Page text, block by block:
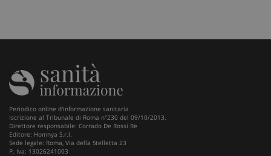
Periodico online d'informazione sanitaria
Iscrizione al Tribunale di Roma n°230 del 09/10/2013.
Direttore responsabile: Corrado De Rossi Re
Editore: Homnya S.r.l.
Sede legale: Roma, Via della Stelletta 23
P. Iva: 13026241003